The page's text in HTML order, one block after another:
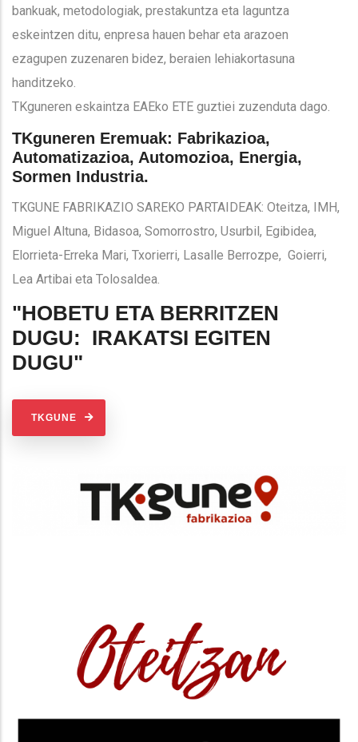
bankuak, metodologiak, prestakuntza eta laguntza
eskeintzen ditu, enpresa hauen behar eta arazoen
ezagupen zuzenaren bidez, beraien lehiakortasuna
handitzeko.
TKguneren eskaintza EAEko ETE guztiei zuzenduta dago.
TKguneren Eremuak: Fabrikazioa,
Automatizazioa, Automozioa, Energia,
Sormen Industria.
TKGUNE FABRIKAZIO SAREKO PARTAIDEAK: Oteitza, IMH,
Miguel Altuna, Bidasoa, Somorrostro, Usurbil, Egibidea,
Elorrieta-Erreka Mari, Txorierri, Lasalle Berrozpe, Goierri,
Lea Artibai eta Tolosaldea.
"HOBETU ETA BERRITZEN
DUGU: IRAKATSI EGITEN
DUGU"
TKGUNE